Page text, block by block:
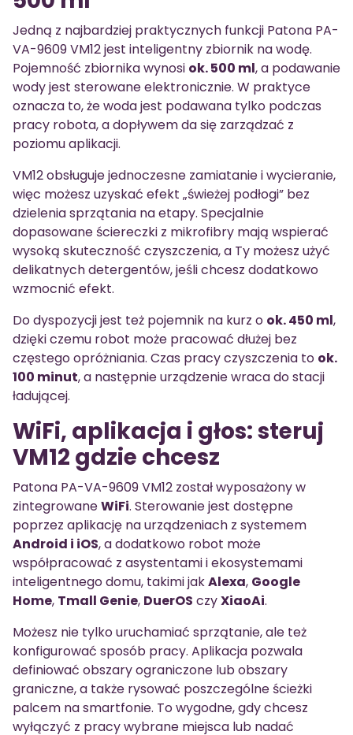
Jedną z najbardziej praktycznych funkcji Patona PA-
VA-9609 VM12 jest inteligentny zbiornik na wodę.
Pojemność zbiornika wynosi ok. 500 ml, a podawanie
wody jest sterowane elektronicznie. W praktyce
oznacza to, że woda jest podawana tylko podczas
pracy robota, a dopływem da się zarządzać z
poziomu aplikacji.
VM12 obsługuje jednoczesne zamiatanie i wycieranie,
więc możesz uzyskać efekt „świeżej podłogi” bez
dzielenia sprzątania na etapy. Specjalnie
dopasowane ściereczki z mikrofibry mają wspierać
wysoką skuteczność czyszczenia, a Ty możesz użyć
delikatnych detergentów, jeśli chcesz dodatkowo
wzmocnić efekt.
Do dyspozycji jest też pojemnik na kurz o ok. 450 ml,
dzięki czemu robot może pracować dłużej bez
częstego opróżniania. Czas pracy czyszczenia to ok.
100 minut, a następnie urządzenie wraca do stacji
ładującej.
WiFi, aplikacja i głos: steruj
VM12 gdzie chcesz
Patona PA-VA-9609 VM12 został wyposażony w
zintegrowaneWiFi. Sterowanie jest dostępne
poprzez aplikację na urządzeniach z systemem
Android i iOS, a dodatkowo robot może
współpracować z asystentami i ekosystemami
inteligentnego domu, takimi jakAlexa, Google
Home, Tmall Genie, DuerOS czyXiaoAi.
Możesz nie tylko uruchamiać sprzątanie, ale też
konfigurować sposób pracy. Aplikacja pozwala
definiować obszary ograniczone lub obszary
graniczne, a także rysować poszczególne ścieżki
palcem na smartfonie. To wygodne, gdy chcesz
wyłączyć z pracy wybrane miejsca lub nadać